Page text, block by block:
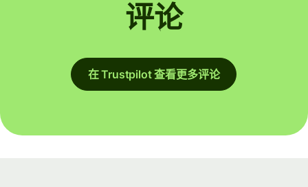
评论
在 Trustpilot 查看更多评论